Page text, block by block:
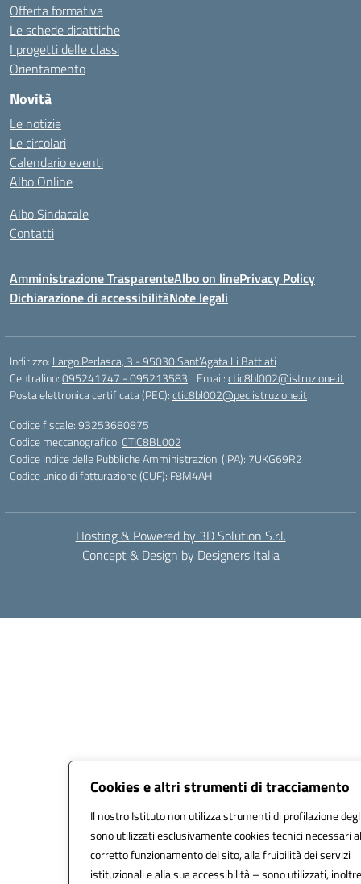
Cookies e altri strumenti di tracciamento
Il nostro Istituto non utilizza strumenti di profilazione
sono utilizzati esclusivamente cookies tecnici necessari al
corretto funzionamento del sito, alla fruibilità dei servizi
istituzionali e alla sua accessibilità – sono utilizzati,
Offerta formativa
Le schede didattiche
I progetti delle classi
Orientamento
Novità
Le notizie
Le circolari
Calendario eventi
Albo Online
Albo Sindacale
Contatti
Amministrazione TrasparenteAlbo on linePrivacy Policy
Dichiarazione di accessibilitàNote legali
Indirizzo: Largo Perlasca, 3 - 95030 Sant’Agata Li Battiati
Centralino:095241747 - 095213583 Email:ctic8bl002@istruzione.it
Posta elettronica certificata (PEC):ctic8bl002@pec.istruzione.it
Codice fiscale: 93253680875
Codice meccanografico: CTIC8BL002
Codice Indice delle Pubbliche Amministrazioni (IPA): 7UKG69R2
Codice unico di fatturazione (CUF): F8M4AH
Hosting & Powered by 3D Solution S.r.l.
Concept & Design by Designers Italia